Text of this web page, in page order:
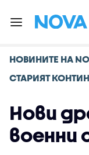
НОВИНИТЕ НА
СТАРИЯТ
Нови
военни